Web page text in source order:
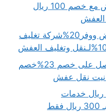
لوري جامبو نقل عفش بالرياض مع خصم 100 ريال
نقل عفشك مع التغليف بالرياض ووفر20%شركة تغليف
ونيت نقل عفش بالرياض..احصل على خصم 23%خصم
نقل عفش
شركة نقل اثاث بالرياض 300 ريال خدمات